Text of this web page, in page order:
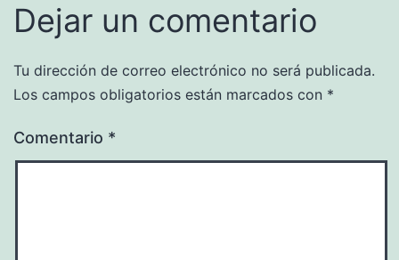
Dejar un comentario
Tu dirección de correo electrónico no será publicada.
Los campos obligatorios están marcados con *
Comentario *